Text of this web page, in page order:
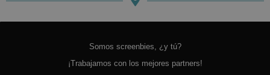
Somos screenbies, ¿y tú?
¡Trabajamos con los mejores partners!